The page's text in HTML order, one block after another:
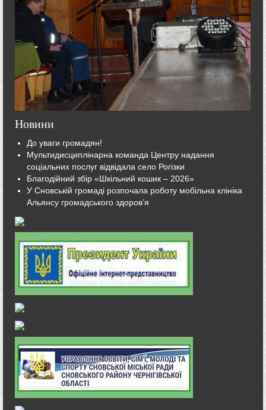
Новини
До уваги громадян!
Мультидисциплінарна команда Центру надання
соціальних послуг відвідала село Рогізки
Благодійний збір «Шкільний кошик – 2026»
У Сновській громаді розпочала роботу мобільна клініка
Альянсу громадського здоров’я